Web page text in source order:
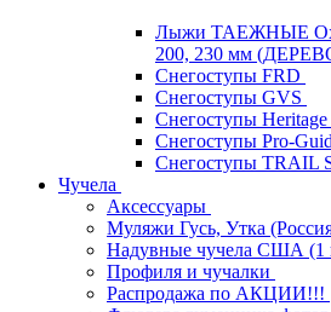
Лыжи ТАЕЖНЫЕ
200, 230 мм
Снегоступы FRD
Снегоступы GVS
Снегоступы Heritage
Снегоступы Pro-
Снегоступы TRAIL
Чучела
Аксессуары
Муляжи Гусь, Утка
Надувные чучела США (1
Профиля и чучалки
Распродажа по АКЦИИ!!!